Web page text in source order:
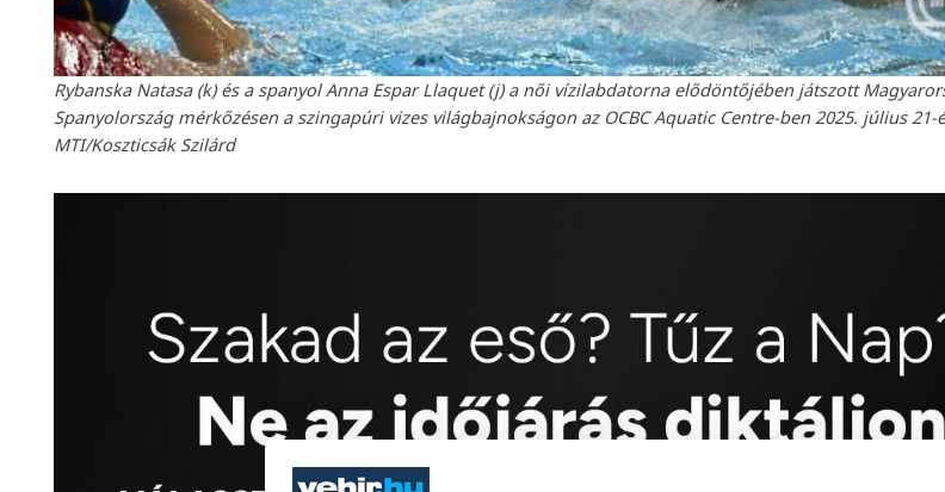
Rybanska Natasa (k) és a spanyol Anna Espar Llaquet (j) a női vízilabdatorna elődöntőjében játszott
Spanyolország mérkőzésen a szingapúri vizes világbajnokságon az OCBC Aquatic Centre-ben 2025. július 21-
MTI/Koszticsák Szilárd